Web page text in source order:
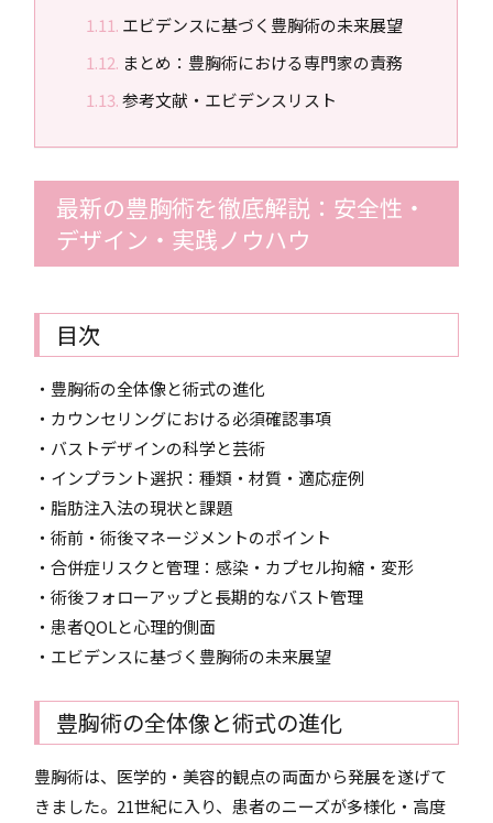
エビデンスに基づく豊胸術の未来展望
まとめ：豊胸術における専門家の責務
参考文献・エビデンスリスト
最新の豊胸術を徹底解説：安全性・
デザイン・実践ノウハウ
目次
・豊胸術の全体像と術式の進化
・カウンセリングにおける必須確認事項
・バストデザインの科学と芸術
・インプラント選択：種類・材質・適応症例
・脂肪注入法の現状と課題
・術前・術後マネージメントのポイント
・合併症リスクと管理：感染・カプセル拘縮・変形
・術後フォローアップと長期的なバスト管理
・患者QOLと心理的側面
・エビデンスに基づく豊胸術の未来展望
豊胸術の全体像と術式の進化
豊胸術は、医学的・美容的観点の両面から発展を遂げて
きました。21世紀に入り、患者のニーズが多様化・高度